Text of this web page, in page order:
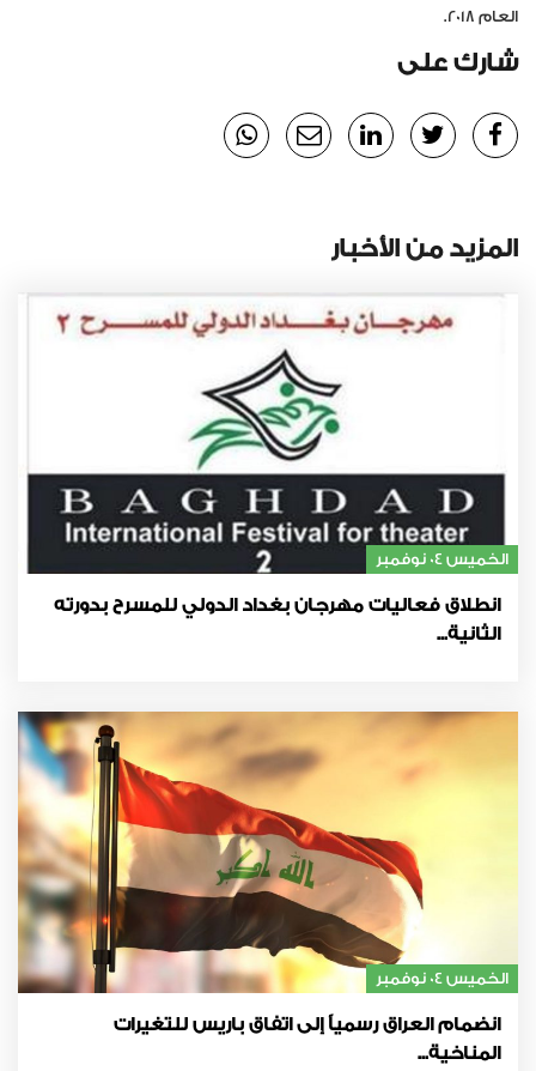
العام 2018.
شارك على
المزيد من الأخبار
الخميس 04 نوفمبر
انطلاق فعاليات مهرجان بغداد الدولي للمسرح بدورته
الثانية...
الخميس 04 نوفمبر
انضمام العراق رسمياً إلى اتفاق باريس للتغيرات
المناخية...